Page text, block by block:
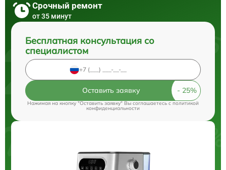
Срочный ремонт
от 35 минут
Бесплатная консультация со
специалистом
Оставить заявку
Нажимая на кнопку "Оставить заявку" Вы соглашаетесь cполитикой
конфиденциальности